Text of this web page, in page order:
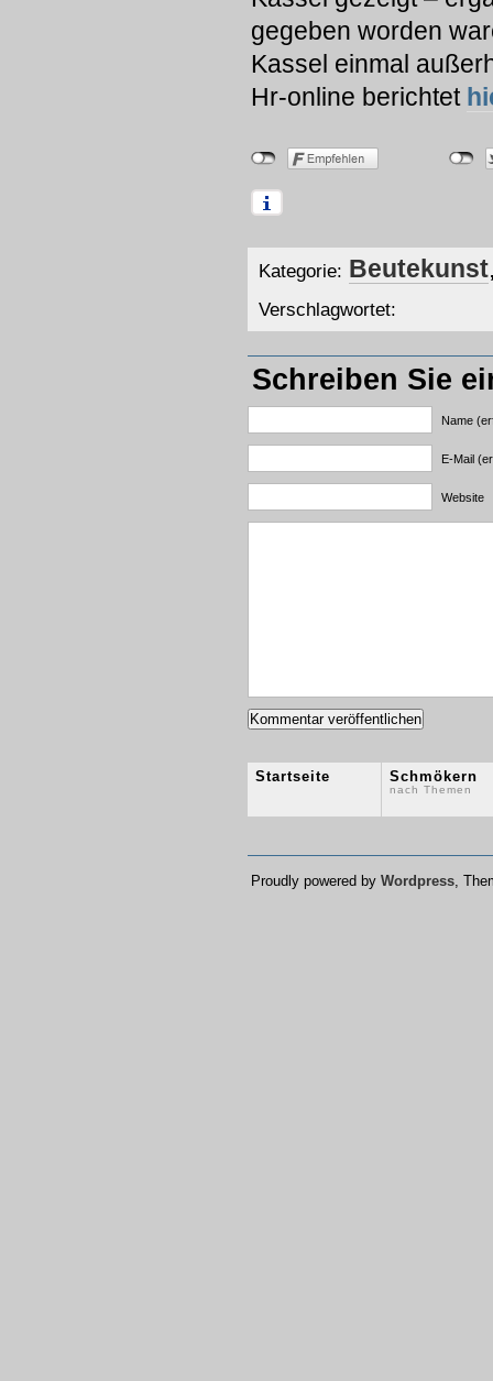
gegeben worden
Kassel einmal
Hr-online berichtet
Kategorie: Beutekunst
Verschlagwortet:
Schreiben Sie
Name
E-Mail
Website
Startseite Schmökern
nach Themen
Proudly powered by Wordpress,